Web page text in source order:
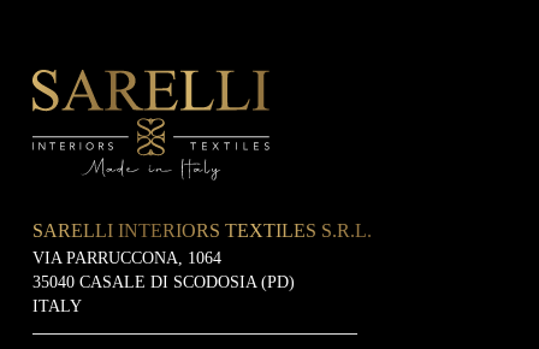
SARELLI INTERIORS TEXTILES S.R.L.
VIA PARRUCCONA, 1064
35040 CASALE DI SCODOSIA (PD)
ITALY